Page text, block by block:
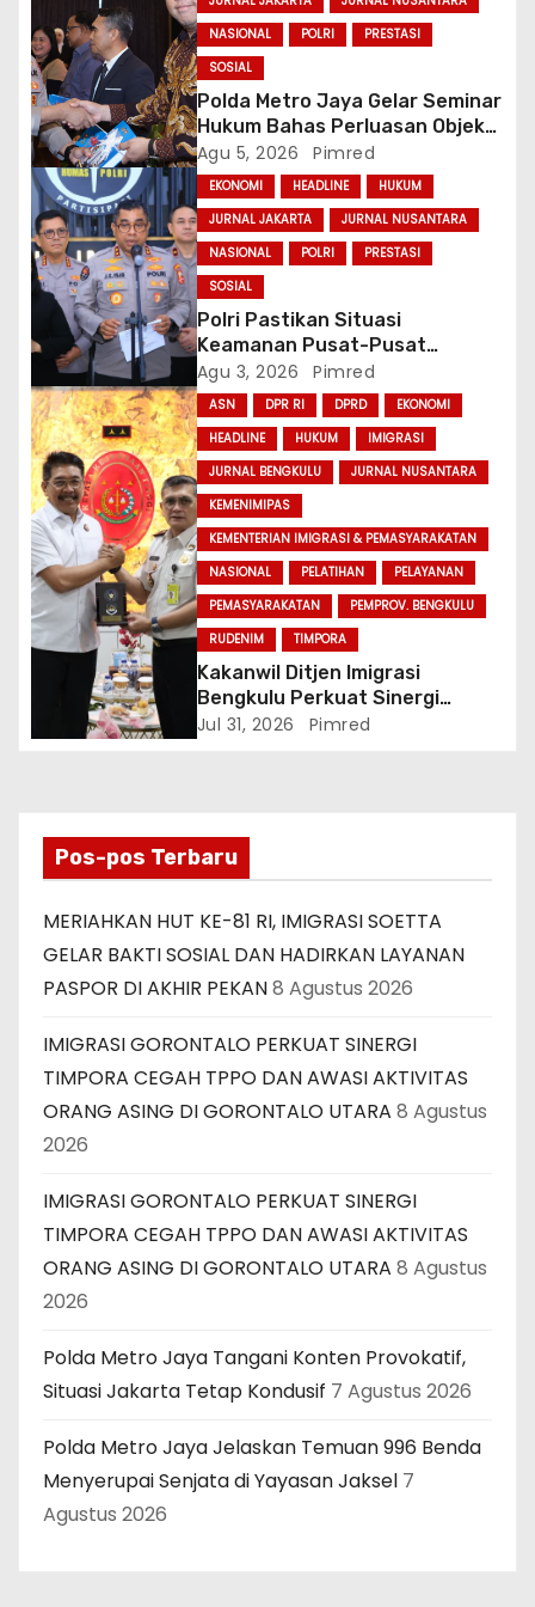
NASIONAL
POLRI
PRESTASI
SOSIAL
Polda Metro Jaya Gelar Seminar
Hukum Bahas Perluasan Objek
Praperadilan dalam KUHAP Baru
Agu 5, 2026 Pimred
EKONOMI HEADLINE
HUKUM
JURNAL JAKARTA
JURNAL NUSANTARA
NASIONAL
POLRI
PRESTASI
SOSIAL
Polri Pastikan Situasi
Keamanan Pusat-Pusat
Ekonomi Nasional Tetap
Kondusif
Agu 3, 2026 Pimred
ASN DPR RI DPRD
EKONOMI
HEADLINE
HUKUM
IMIGRASI
JURNAL BENGKULU
JURNAL NUSANTARA
KEMENIMIPAS
KEMENTERIAN IMIGRASI & PEMASYARAKATAN
NASIONAL
PELATIHAN
PELAYANAN
PEMASYARAKATAN
PEMPROV. BENGKULU
RUDENIM
TIMPORA
Kakanwil Ditjen Imigrasi
Bengkulu Perkuat Sinergi
Penegakan Hukum Melalui
Jul 31, 2026 Pimred
Pos-pos Terbaru
MERIAHKAN HUT KE-81 RI, IMIGRASI SOETTA
GELAR BAKTI SOSIAL DAN HADIRKAN LAYANAN
PASPOR DI AKHIR PEKAN8 Agustus 2026
IMIGRASI GORONTALO PERKUAT SINERGI
TIMPORA CEGAH TPPO DAN AWASI AKTIVITAS
ORANG ASING DI GORONTALO UTARA 8 Agustus
2026
IMIGRASI GORONTALO PERKUAT SINERGI
TIMPORA CEGAH TPPO DAN AWASI AKTIVITAS
ORANG ASING DI GORONTALO UTARA 8 Agustus
2026
Polda Metro Jaya Tangani Konten Provokatif,
Situasi Jakarta Tetap Kondusif 7 Agustus 2026
Polda Metro Jaya Jelaskan Temuan 996 Benda
Menyerupai Senjata di Yayasan Jaksel 7
Agustus 2026